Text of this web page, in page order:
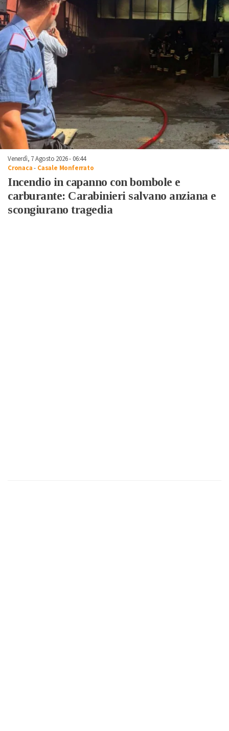
Venerdì, 7 Agosto 2026 - 06:44
Cronaca- Casale Monferrato
Incendio in capanno con bombole e
carburante: Carabinieri salvano anziana e
scongiurano tragedia